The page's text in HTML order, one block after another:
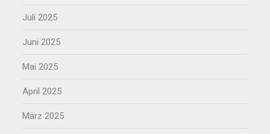
Juli 2025
Juni 2025
Mai 2025
April 2025
März 2025